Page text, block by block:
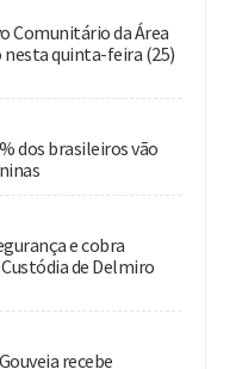
Comunitário da Área
nesta quinta-feira (25)
dos brasileiros vão
e cobra
de Delmiro
recebe